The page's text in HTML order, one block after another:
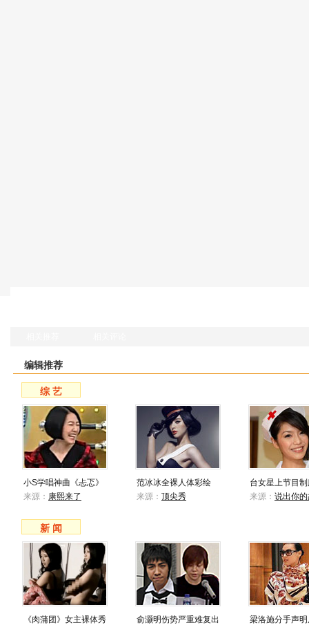
编辑推荐
综 艺
小S学唱神曲《忐忑》
来源： 康熙来了
范冰冰全裸人体彩绘
来源： 顶尖秀
台女星上节目
来源： 说出你
新 闻
《肉蒲团》女主裸体秀
俞灏明伤势严重难复出
梁洛施分手声